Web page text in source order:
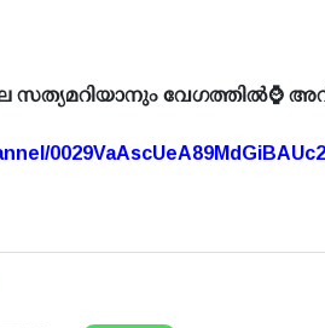
സത്യമറിയാനും വേഗത്തിൽ⌚